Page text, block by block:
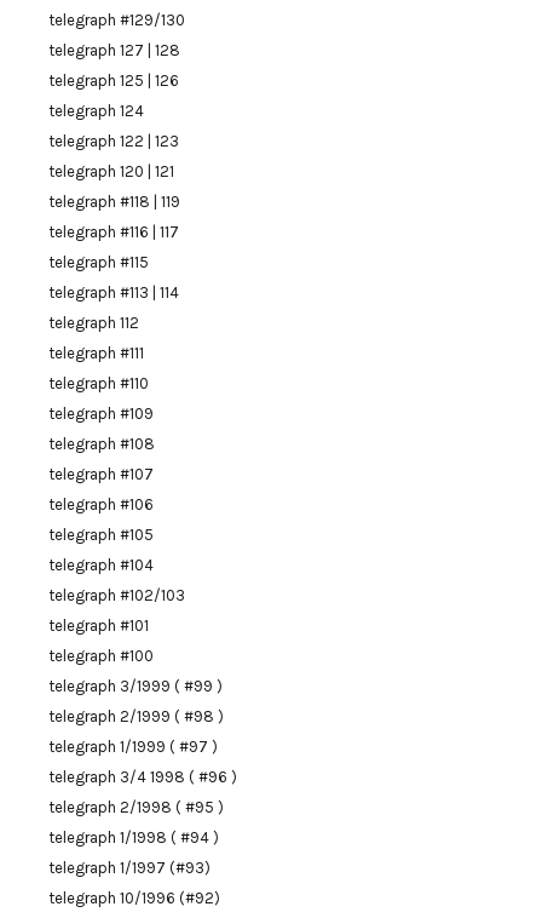
telegraph #129/130
telegraph 127 | 128
telegraph 125 | 126
telegraph 124
telegraph 122 | 123
telegraph 120 | 121
telegraph #118 | 119
telegraph #116 | 117
telegraph #115
telegraph #113 | 114
telegraph 112
telegraph #111
telegraph #110
telegraph #109
telegraph #108
telegraph #107
telegraph #106
telegraph #105
telegraph #104
telegraph #102/103
telegraph #101
telegraph #100
telegraph 3/1999 ( #99 )
telegraph 2/1999 ( #98 )
telegraph 1/1999 ( #97 )
telegraph 3/4 1998 ( #96 )
telegraph 2/1998 ( #95 )
telegraph 1/1998 ( #94 )
telegraph 1/1997 (#93)
telegraph 10/1996 (#92)